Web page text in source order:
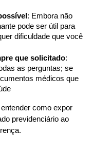
: Embora não
pode ser útil para
dificuldade que você
que solicitado:
as perguntas; se
médicos que
como expor
previdenciário ao